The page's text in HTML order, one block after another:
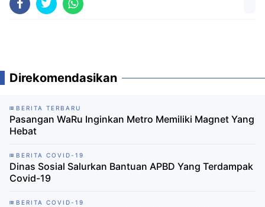
Direkomendasikan
BERITA TERBARU
Pasangan WaRu Inginkan Metro Memiliki Magnet Yang
Hebat
BERITA COVID-19
Dinas Sosial Salurkan Bantuan APBD Yang Terdampak
Covid-19
BERITA COVID-19